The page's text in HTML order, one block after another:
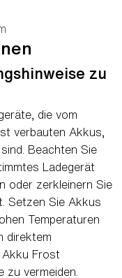
zu
die vom
verbauten Akkus,
Beachten Sie
Ladegerät
oder zerkleinern Sie
Setzen Sie Akkus
Temperaturen
direktem
Akku Frost
vermeiden.